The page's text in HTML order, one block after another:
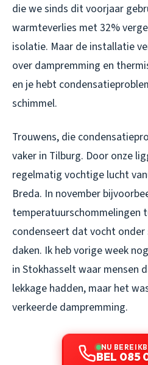
die we sinds dit voorjaar
warmteverlies met 32%
isolatie. Maar de installatie
over dampremming en
en je hebt
schimmel.
Trouwens, die
vaker in Tilburg. Door onze
regelmatig vochtige lucht
Breda. In november
temperatuurschommelingen
condenseert dat vocht
daken. Ik heb vorige week
in Stokhasselt waar mensen
lekkage hadden, maar het
verkeerde dampremming.
NU
BEL 085